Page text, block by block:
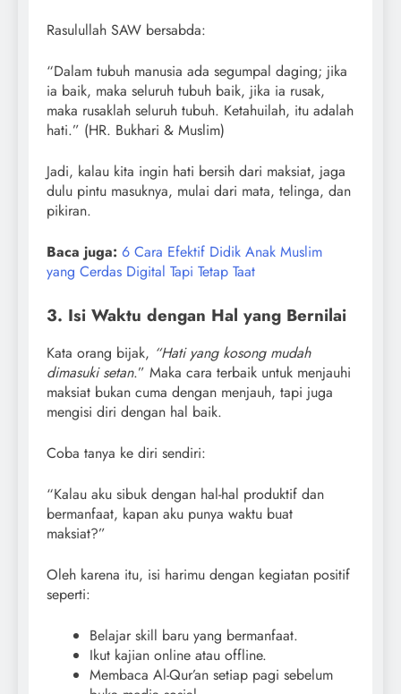
Rasulullah SAW bersabda:
“Dalam tubuh manusia ada segumpal daging; jika
ia baik, maka seluruh tubuh baik, jika ia rusak,
maka rusaklah seluruh tubuh. Ketahuilah, itu adalah
hati.” (HR. Bukhari & Muslim)
Jadi, kalau kita ingin hati bersih dari maksiat, jaga
dulu pintu masuknya, mulai dari mata, telinga, dan
pikiran.
Baca juga: 6 Cara Efektif Didik Anak Muslim
yang Cerdas Digital Tapi Tetap Taat
3. Isi Waktu dengan Hal yang Bernilai
Kata orang bijak, “Hati yang kosong mudah
dimasuki setan.” Maka cara terbaik untuk menjauhi
maksiat bukan cuma dengan menjauh, tapi juga
mengisi diri dengan hal baik.
Coba tanya ke diri sendiri:
“Kalau aku sibuk dengan hal-hal produktif dan
bermanfaat, kapan aku punya waktu buat
maksiat?”
Oleh karena itu, isi harimu dengan kegiatan positif
seperti:
Belajar skill baru yang bermanfaat.
Ikut kajian online atau offline.
Membaca Al-Qur’an setiap pagi sebelum